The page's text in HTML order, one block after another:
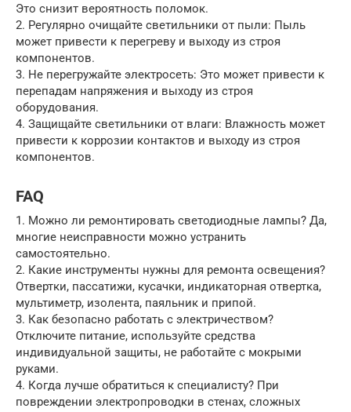
Это снизит вероятность поломок.
2. Регулярно очищайте светильники от пыли: Пыль
может привести к перегреву и выходу из строя
компонентов.
3. Не перегружайте электросеть: Это может привести к
перепадам напряжения и выходу из строя
оборудования.
4. Защищайте светильники от влаги: Влажность может
привести к коррозии контактов и выходу из строя
компонентов.
FAQ
1. Можно ли ремонтировать светодиодные лампы? Да,
многие неисправности можно устранить
самостоятельно.
2. Какие инструменты нужны для ремонта освещения?
Отвертки, пассатижи, кусачки, индикаторная отвертка,
мультиметр, изолента, паяльник и припой.
3. Как безопасно работать с электричеством?
Отключите питание, используйте средства
индивидуальной защиты, не работайте с мокрыми
руками.
4. Когда лучше обратиться к специалисту? При
повреждении электропроводки в стенах, сложных